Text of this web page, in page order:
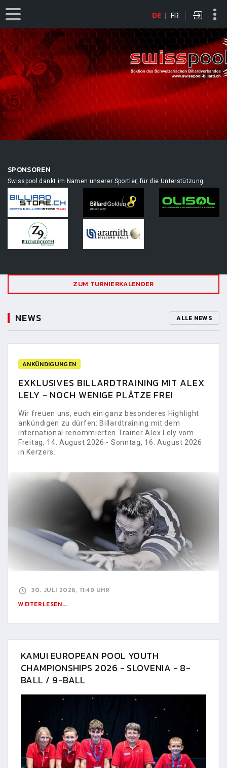
DE | FR
SPONSOREN
Swisspool dankt im Namen unserer Sportler, für die Unterstützung
ZUM TURNIERKALENDER
NEWS ALLE NEWS
ANKÜNDIGUNGEN
EXKLUSIVES BILLARDTRAINING MIT ALEX
LELY - NOCH WENIGE PLÄTZE FREI
Wir freuen uns, euch ein ganz besonderes Highlight
ankündigen zu dürfen: Billardtraining mit dem
international renommierten Trainer Alex Lely vom
Freitag, 14. August 2026 - Sonntag, 16. August 2026
in Kerzers.
30. JULI 2026, 11:49 UHR
WEITERLESEN...
KAMUI EUROPEAN POOL YOUTH
CHAMPIONSHIPS 2026 - SLOVENIA - 8-
BALL / 9-BALL